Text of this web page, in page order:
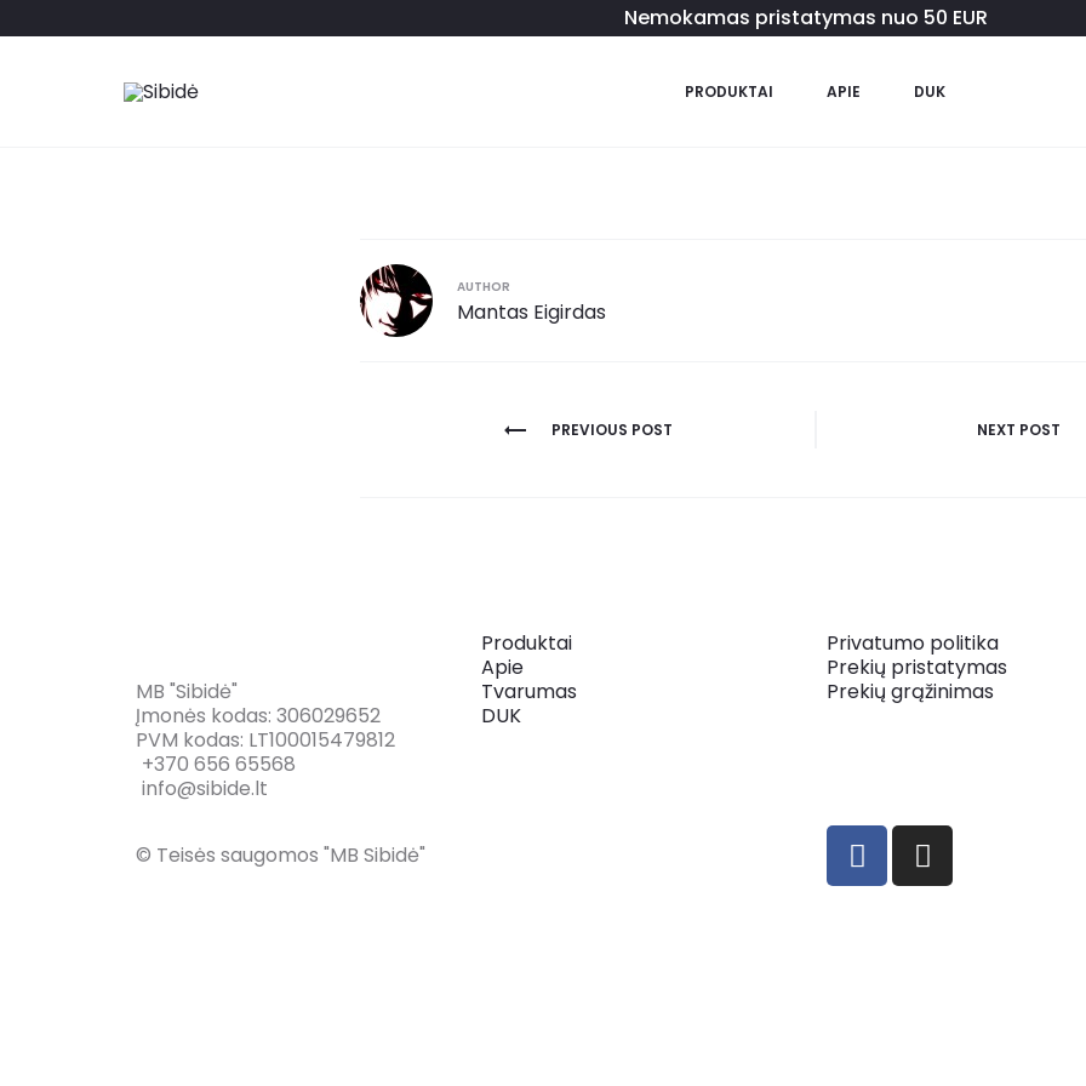
Nemokamas pristatymas nuo 50 EUR
PRODUKTAI APIE DUK
AUTHOR
Mantas Eigirdas
PREVIOUS POST NEXT POST
MB "Sibidė"
Įmonės kodas: 306029652
PVM kodas: LT100015479812
+370 656 65568
info@sibide.lt
Produktai
Apie
Tvarumas
DUK
Privatumo politika
Prekių pristatymas
Prekių grąžinimas
© Teisės saugomos "MB Sibidė"